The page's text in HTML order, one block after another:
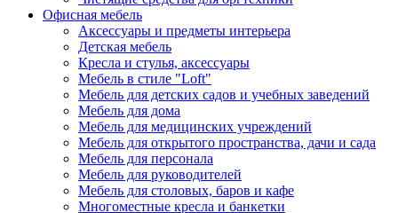
Офисная мебель
Аксессуары и предметы интерьера
Детская мебель
Кресла и стулья, аксессуары
Мебель в стиле "Loft"
Мебель для детских садов и учебных заведений
Мебель для дома
Мебель для медицинских учреждений
Мебель для открытого пространства, дачи и сада
Мебель для персонала
Мебель для руководителей
Мебель для столовых, баров и кафе
Многоместные кресла и банкетки